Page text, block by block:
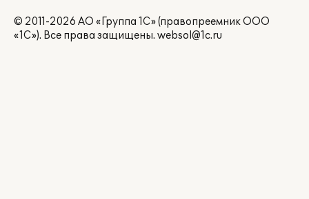
© 2011-2026 АО «Группа 1С» (правопреемник ООО
«1С»). Все права защищены. websol@1c.ru